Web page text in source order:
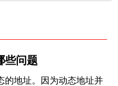
些问题
的地址。因为动态地址并